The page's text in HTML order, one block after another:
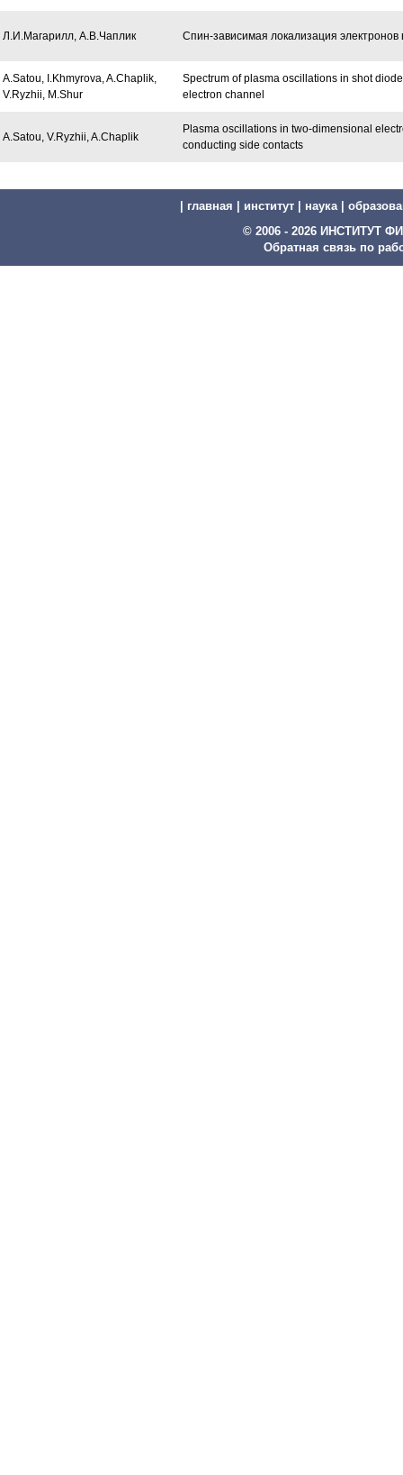
Л.И.Магарилл, А.В.Чаплик Спин-зависимая локализация электронов
A.Satou, I.Khmyrova, A.Chaplik,
V.Ryzhii, M.Shur
Spectrum of plasma oscillations in shot
electron channel
A.Satou, V.Ryzhii, A.Chaplik
Plasma oscillations in two-dimensional
conducting side contacts
главная институт наука|
© 2006 - 2026 ИНСТИТУТ
Обратная связь по